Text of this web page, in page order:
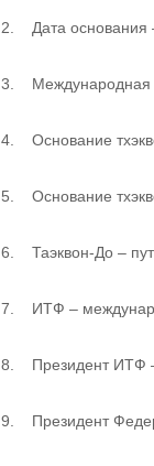
2. Дата основания
3. Международная
4. Основание
5. Основание
6. Таэквон-До –
7. ИТФ –
8. Президент ИТФ
9. Президент